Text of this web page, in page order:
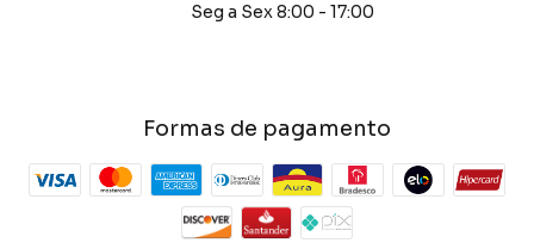
Seg a Sex 8:00 - 17:00
Formas de pagamento